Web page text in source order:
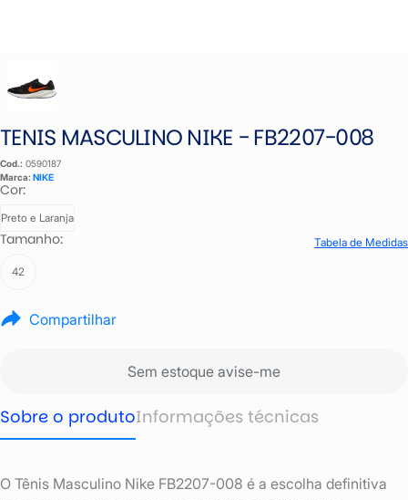
TENIS MASCULINO NIKE - FB2207-008
Cod.: 0590187
Marca: NIKE
Cor:
Preto e Laranja
Tamanho: Tabela de Medidas
42
Compartilhar
Sem estoque avise-me
Sobre o produtoInformações técnicas
O Tênis Masculino Nike FB2207-008 é a escolha definitiva